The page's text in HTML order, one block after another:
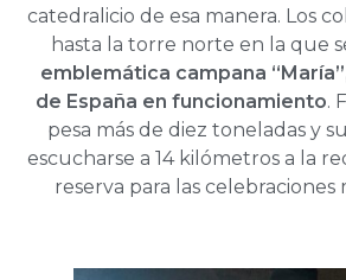
catedralicio de esa manera. Los
hasta la torre norte en la que
emblemática campana
de España en funcionamiento.
pesa más de diez toneladas y
escucharse a 14 kilómetros a la
reserva para las celebraciones